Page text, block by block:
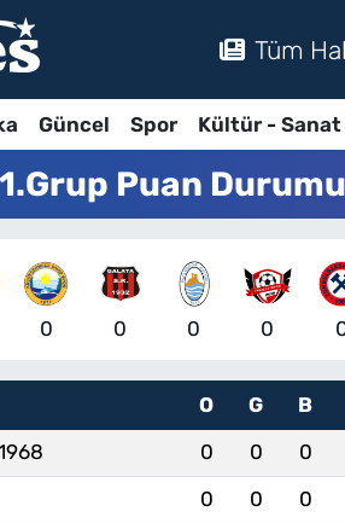
Tüm
Güncel Spor Kültür - Sanat
Puan
0 0 0 0
O G B
0 0 0
0 0 0